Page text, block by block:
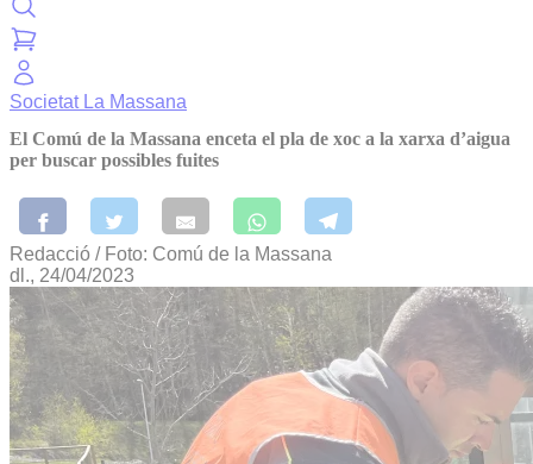
Societat La Massana
El Comú de la Massana enceta el pla de xoc a la xarxa d’aigua
per buscar possibles fuites
Redacció / Foto: Comú de la Massana
dl., 24/04/2023